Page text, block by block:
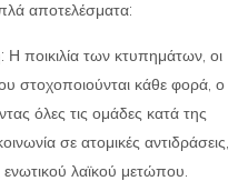
αποτελέσματα:
Η ποικιλία των κτυπημάτων, οι
στοχοποιούνται κάθε φορά, ο
όλες τις ομάδες κατά της
σε ατομικές αντιδράσεις,
λαϊκού μετώπου.